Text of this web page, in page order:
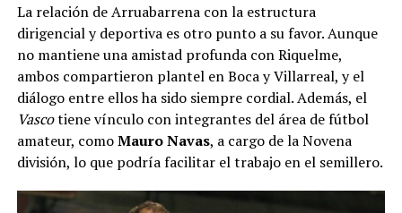
La relación de Arruabarrena con la estructura
dirigencial y deportiva es otro punto a su favor. Aunque
no mantiene una amistad profunda con Riquelme,
ambos compartieron plantel en Boca y Villarreal, y el
diálogo entre ellos ha sido siempre cordial. Además, el
Vascotiene vínculo con integrantes del área de fútbol
amateur, comoMauro Navas, a cargo de la Novena
división, lo que podría facilitar el trabajo en el semillero.